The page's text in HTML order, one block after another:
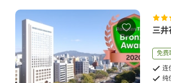
三井
免费
连
纯